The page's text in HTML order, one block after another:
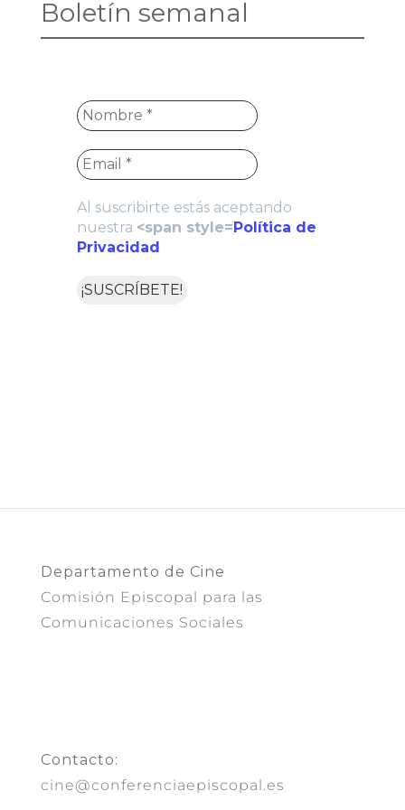
Boletín semanal
Al suscribirte estás aceptando
nuestra <span style= Política de
Privacidad
Departamento de Cine
Comisión Episcopal para las
Comunicaciones Sociales
Contacto:
cine@conferenciaepiscopal.es